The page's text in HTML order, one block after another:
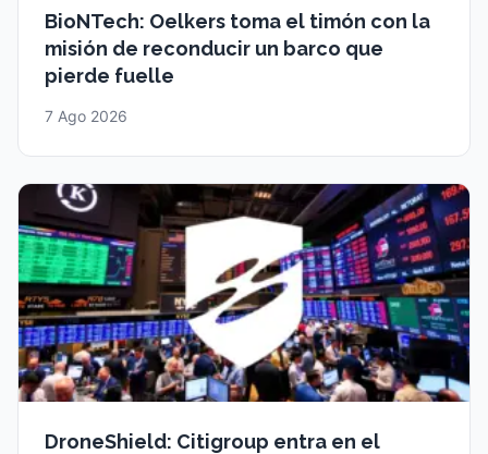
BioNTech: Oelkers toma el timón con la
misión de reconducir un barco que
pierde fuelle
7 Ago 2026
DroneShield: Citigroup entra en el